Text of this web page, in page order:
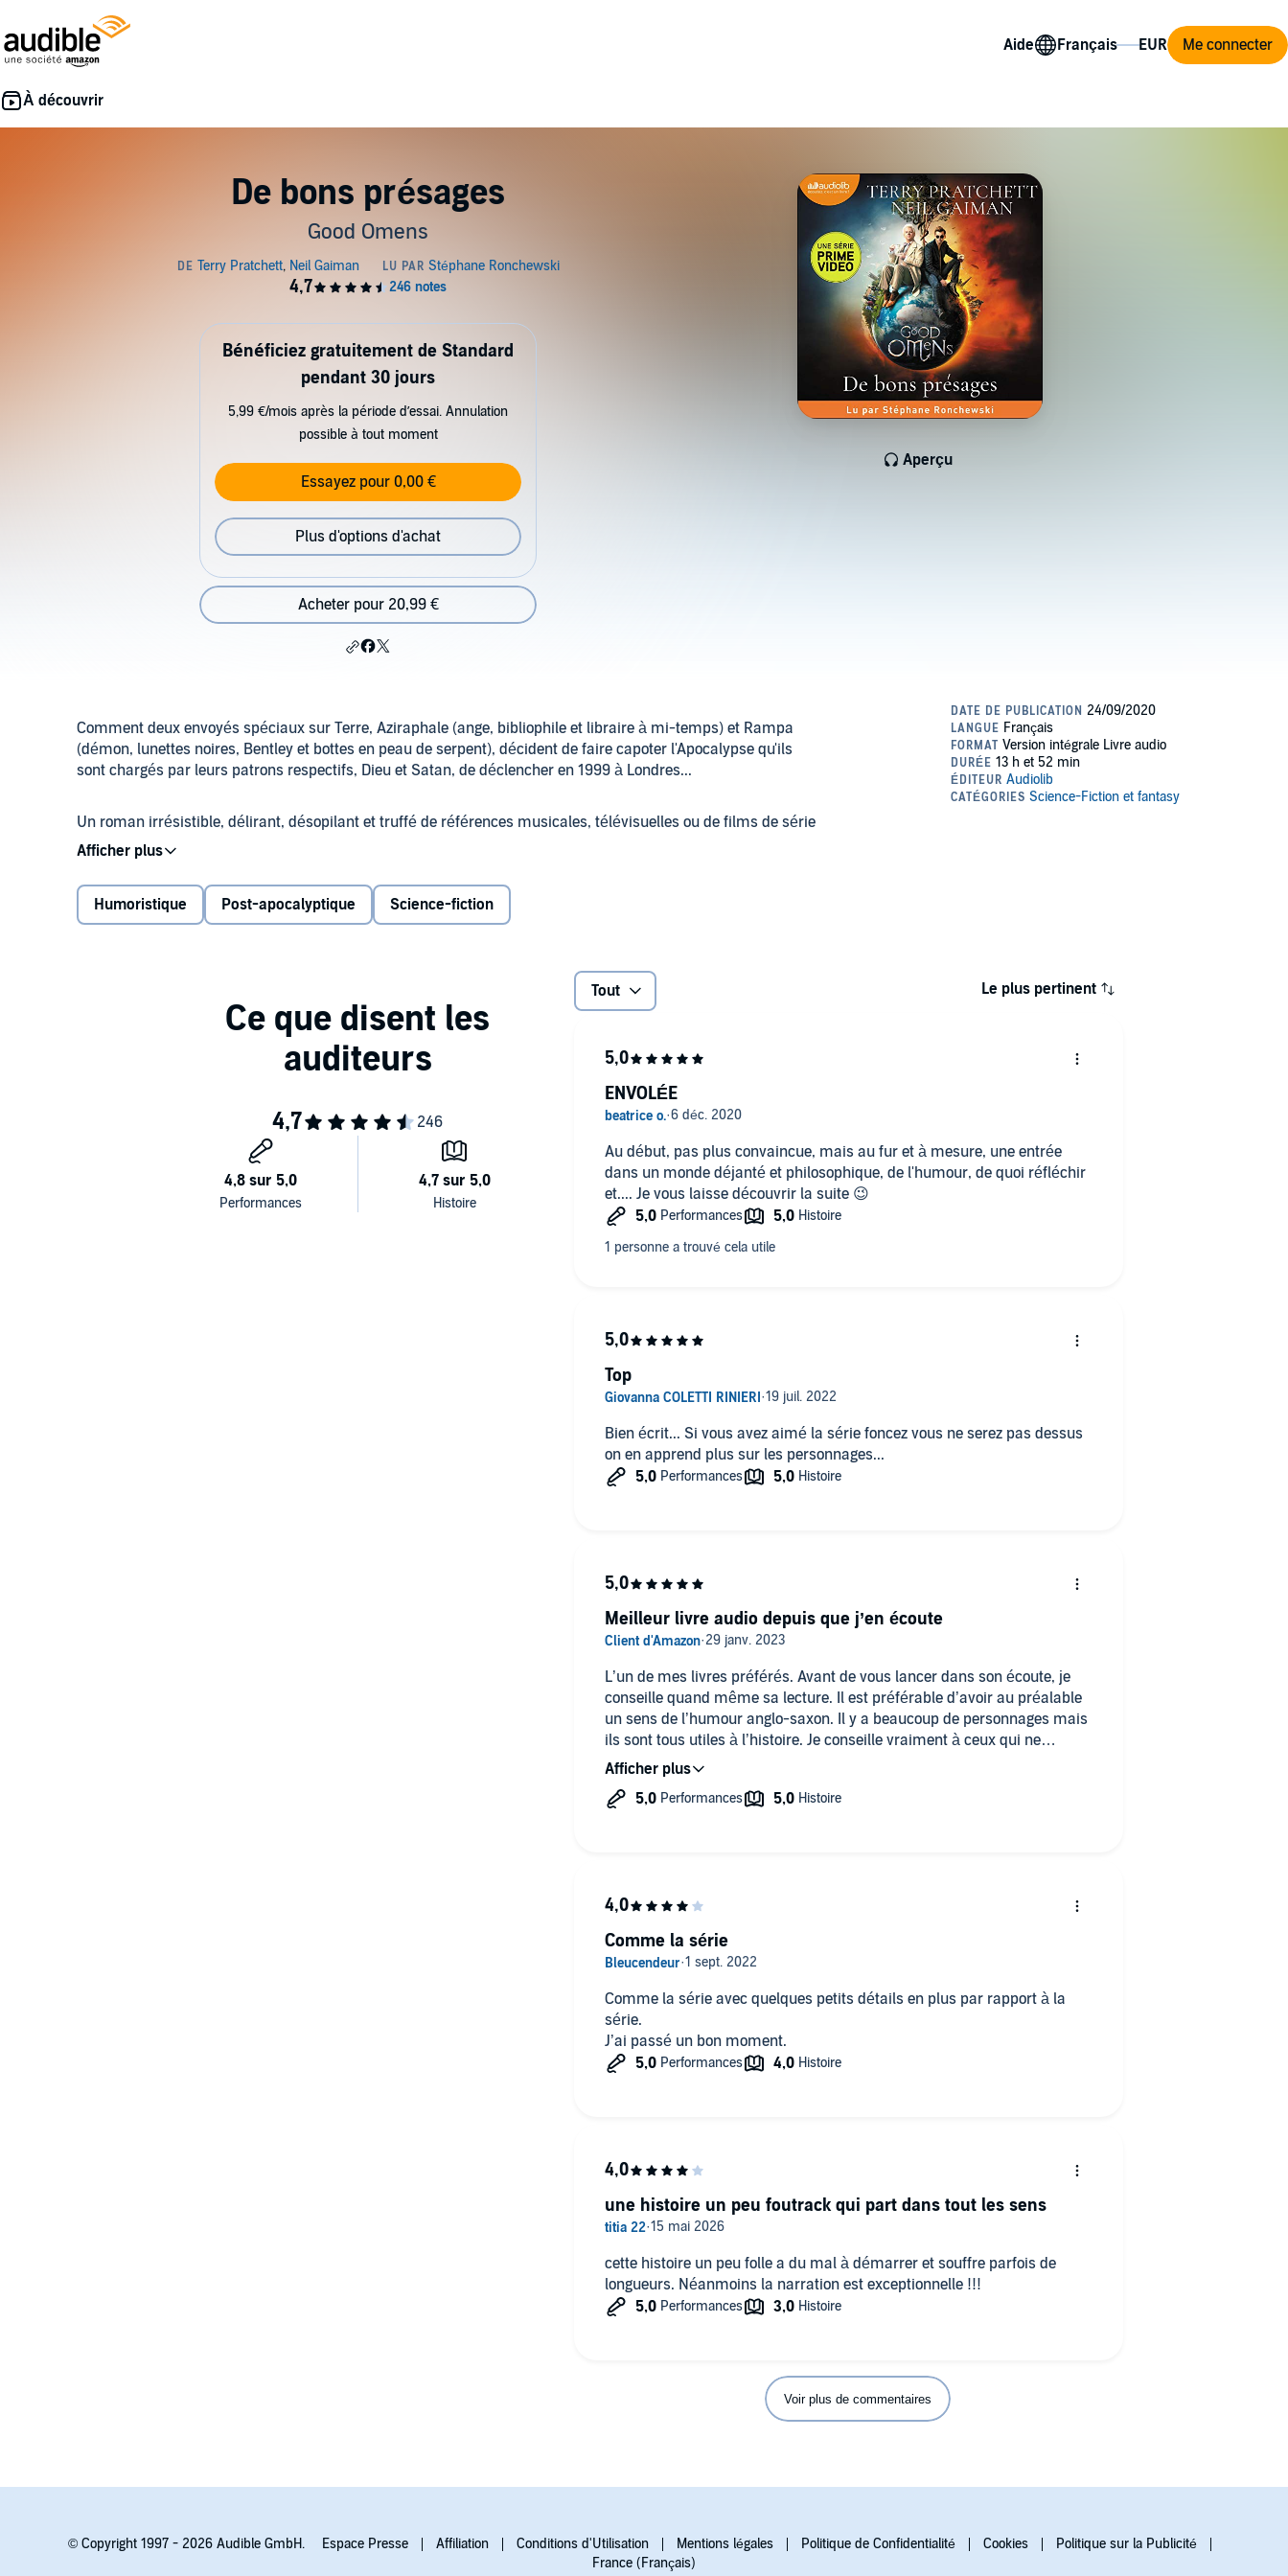
Aide Me connecter
De bons présages
Good Omens
Aperçu
Bénéficiez gratuitement de Standard
pendant 30 jours
5,99 €/mois après la période d’essai. Annulation
possible à tout moment
Essayez pour 0,00 €
Plus d'options d'achat
Acheter pour 20,99 €
Comment deux envoyés spéciaux sur Terre, Aziraphale (ange, bibliophile et libraire à mi-temps) et Rampa
(démon, lunettes noires, Bentley et bottes en peau de serpent), décident de faire capoter l'Apocalypse qu'ils
sont chargés par leurs patrons respectifs, Dieu et Satan, de déclencher en 1999 à Londres...
Un roman irrésistible, délirant, désopilant et truffé de références musicales, télévisuelles ou de films de série
B, qui a inspiré la série Amazon Prime,
Lu par Stéphane Ronchewski, la voix de Rampa dans la série.
Humoristique Post-apocalyptique Science-fiction
Tout Le plus pertinent
Au début, pas plus convaincue, mais au fur et à mesure, une entrée
dans un monde déjanté et philosophique, de l'humour, de quoi réfléchir
et.... Je vous laisse découvrir la suite 😉
ENVOLÉE
Bien écrit... Si vous avez aimé la série foncez vous ne serez pas dessus
on en apprend plus sur les personnages...
Top
L’un de mes livres préférés. Avant de vous lancer dans son écoute, je
conseille quand même sa lecture. Il est préférable d’avoir au préalable
un sens de l’humour anglo-saxon. Il y a beaucoup de personnages mais
ils sont tous utiles à l’histoire. Je conseille vraiment à ceux qui ne
connaissent pas Terry Pratchett de lire ou d’écouter les annales du
disque monde.
Meilleur livre audio depuis que j’en écoute
Comme la série avec quelques petits détails en plus par rapport à la
série.
J’ai passé un bon moment.
Comme la série
cette histoire un peu folle a du mal à démarrer et souffre parfois de
longueurs. Néanmoins la narration est exceptionnelle !!!
une histoire un peu foutrack qui part dans tout les sens
Voir plus de commentaires
© Copyright 1997 - 2026 Audible GmbH. Espace Presse Affiliation Conditions d'Utilisation Mentions légales Politique de Confidentialité Cookies
Politique sur la Publicité
France (Français)